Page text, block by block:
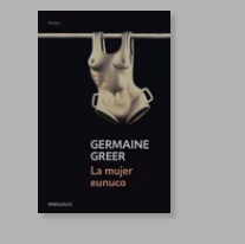
dcto.